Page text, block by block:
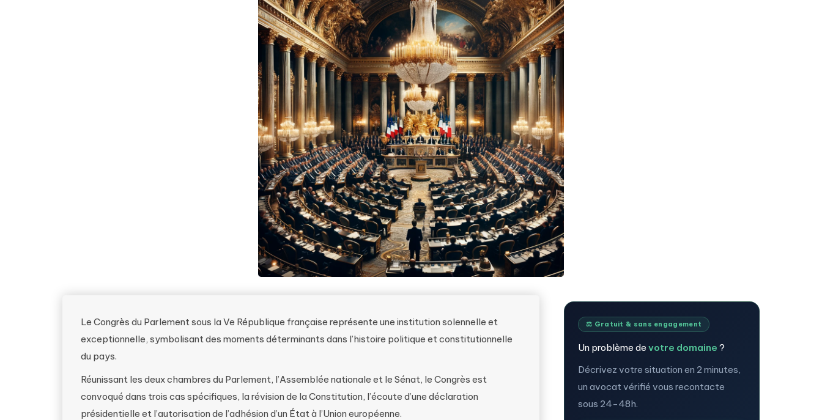
Le Congrès du Parlement sous la Ve République française représente une institution solennelle et
exceptionnelle, symbolisant des moments déterminants dans l’histoire politique et constitutionnelle
du pays.
Réunissant les deux chambres du Parlement, l’Assemblée nationale et le Sénat, le Congrès est
convoqué dans trois cas spécifiques, la révision de la Constitution, l’écoute d’une déclaration
présidentielle et l’autorisation de l’adhésion d’un État à l’Union européenne.
⚖️ Gratuit & sans engagement
Un problème de votre domaine ?
Décrivez votre situation en 2 minutes,
un avocat vérifié vous recontacte
sous 24-48h.